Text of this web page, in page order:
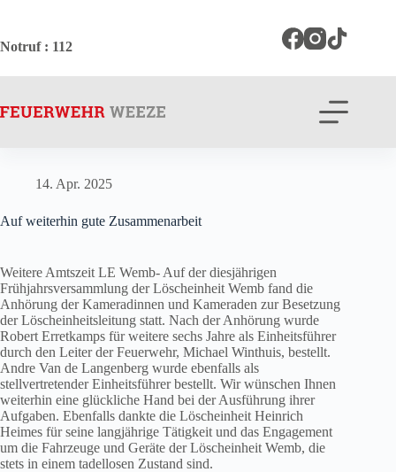
springen
Notruf: 112
14. Apr. 2025
Auf weiterhin gute Zusammenarbeit
Weitere Amtszeit LE Wemb- Auf der diesjährigen
Frühjahrsversammlung der Löscheinheit Wemb fand die
Anhörung der Kameradinnen und Kameraden zur Besetzung
der Löscheinheitsleitung statt. Nach der Anhörung wurde
Robert Erretkamps für weitere sechs Jahre als Einheitsführer
durch den Leiter der Feuerwehr, Michael Winthuis, bestellt.
Andre Van de Langenberg wurde ebenfalls als
stellvertretender Einheitsführer bestellt. Wir wünschen Ihnen
weiterhin eine glückliche Hand bei der Ausführung ihrer
Aufgaben. Ebenfalls dankte die Löscheinheit Heinrich
Heimes für seine langjährige Tätigkeit und das Engagement
um die Fahrzeuge und Geräte der Löscheinheit Wemb, die
stets in einem tadellosen Zustand sind.